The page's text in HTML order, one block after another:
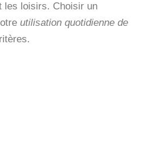
les loisirs. Choisir un
utilisation quotidienne de